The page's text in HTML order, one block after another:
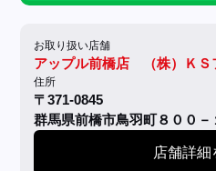
お取り扱い店舗
アップル前橋店 （株）ＫＳ
住所
〒371-0845
群馬県前橋市鳥羽町８００－
店舗詳細